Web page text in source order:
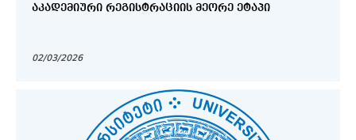
ᲐᲙᲐᲓᲔᲛᲘᲣᲠᲘ ᲠᲔᲒᲘᲡᲢᲠᲐᲪᲘᲘᲡ ᲛᲔᲝᲠᲔ ᲔᲢᲐᲞᲘ
02/03/2026